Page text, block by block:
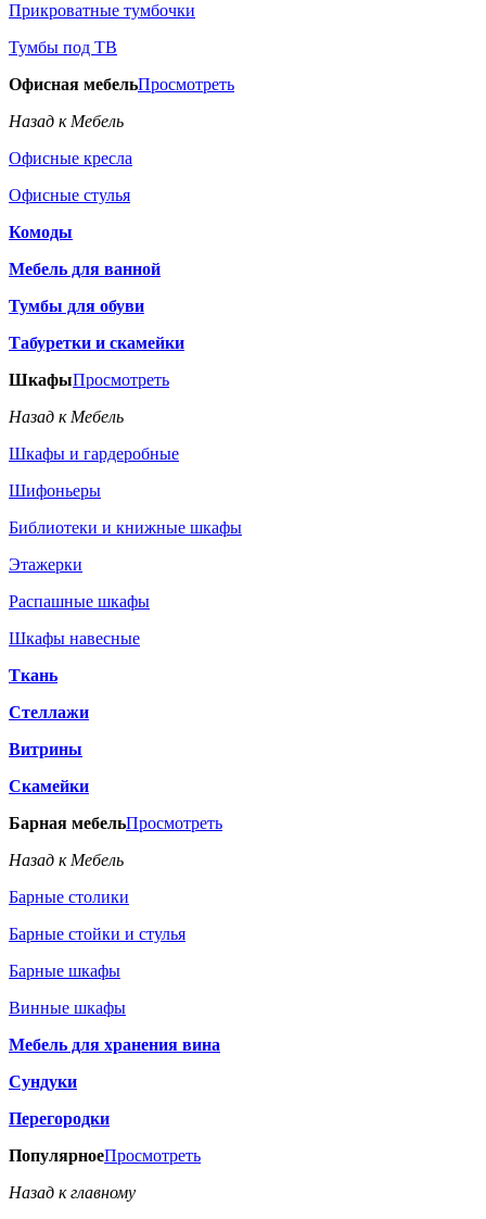
Прикроватные тумбочки
Тумбы под ТВ
Офисная мебельПросмотреть
Назад к Мебель
Офисные кресла
Офисные стулья
Комоды
Мебель для ванной
Тумбы для обуви
Табуретки и скамейки
ШкафыПросмотреть
Назад к Мебель
Шкафы и гардеробные
Шифоньеры
Библиотеки и книжные шкафы
Этажерки
Распашные шкафы
Шкафы навесные
Ткань
Стеллажи
Витрины
Скамейки
Барная мебельПросмотреть
Назад к Мебель
Барные столики
Барные стойки и стулья
Барные шкафы
Винные шкафы
Мебель для хранения вина
Сундуки
Перегородки
ПопулярноеПросмотреть
Назад к главному